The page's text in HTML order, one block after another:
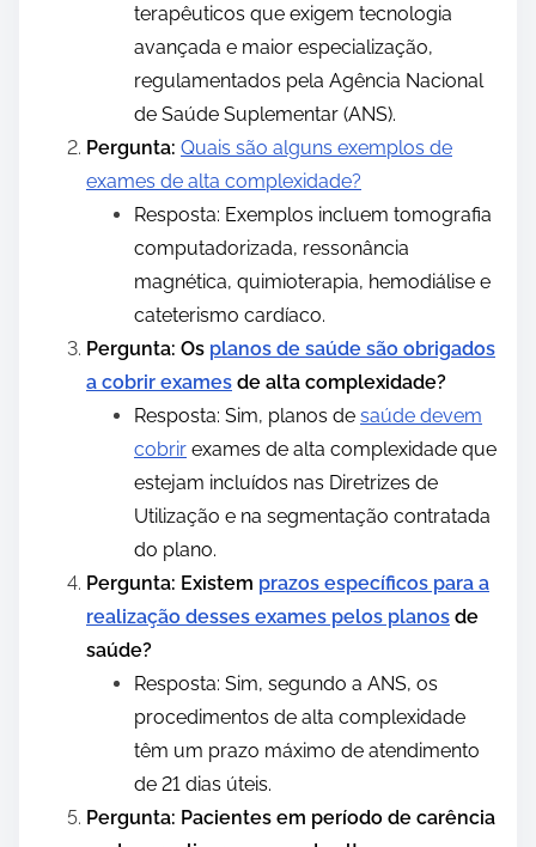
terapêuticos que exigem tecnologia
avançada e maior especialização,
regulamentados pela Agência Nacional
de Saúde Suplementar (ANS).
Pergunta: Quais são alguns exemplos de
exames de alta complexidade?
Resposta: Exemplos incluem tomografia
computadorizada, ressonância
magnética, quimioterapia, hemodiálise e
cateterismo cardíaco.
Pergunta: Os planos de saúde são obrigados
a cobrir exames de alta complexidade?
Resposta: Sim, planos de saúde devem
cobrir exames de alta complexidade que
estejam incluídos nas Diretrizes de
Utilização e na segmentação contratada
do plano.
Pergunta: Existem prazos específicos para a
realização desses exames pelos planos de
saúde?
Resposta: Sim, segundo a ANS, os
procedimentos de alta complexidade
têm um prazo máximo de atendimento
de 21 dias úteis.
Pergunta: Pacientes em período de carência